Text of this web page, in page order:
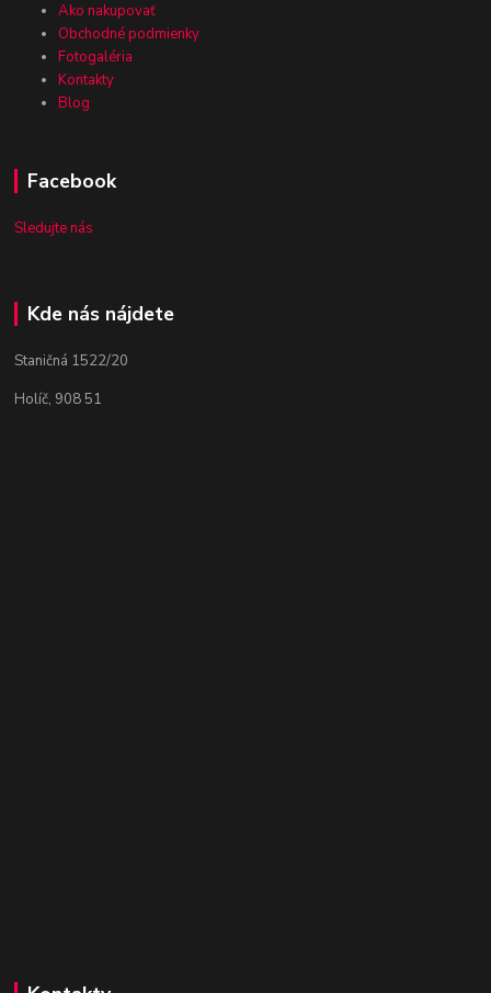
Ako nakupovať
Obchodné podmienky
Fotogaléria
Kontakty
Blog
Facebook
Sledujte nás
Kde nás nájdete
Staničná 1522/20
Holíč, 908 51